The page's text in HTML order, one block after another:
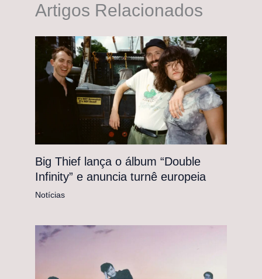
Artigos Relacionados
Big Thief lança o álbum “Double
Infinity” e anuncia turnê europeia
Notícias